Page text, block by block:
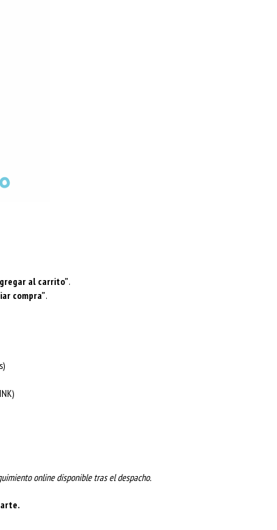
al carrito”.
compra”.
online disponible tras el despacho.